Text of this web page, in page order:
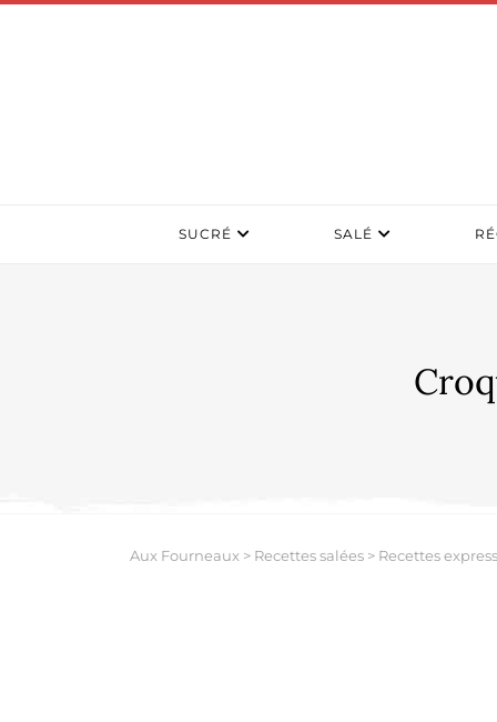
SUCRÉ SALÉ
Aux Fourneaux > Recettes salées > Recettes express